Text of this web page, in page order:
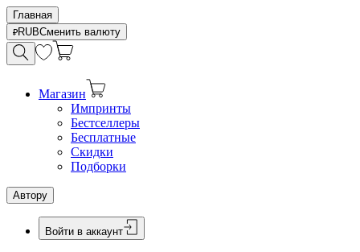
Главная
RUBСменить валюту
Магазин
Импринты
Бестселлеры
Бесплатные
Скидки
Подборки
Автору
Войти в аккаунт